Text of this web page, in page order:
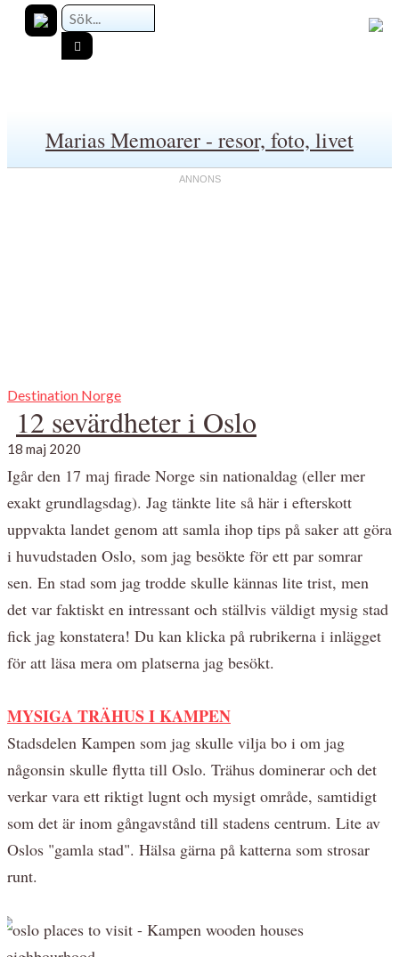
Marias Memoarer - resor, foto, livet
Destination Norge
12 sevärdheter i Oslo
18 maj 2020
Igår den 17 maj firade Norge sin nationaldag (eller mer
exakt grundlagsdag). Jag tänkte lite så här i efterskott
uppvakta landet genom att samla ihop tips på saker att göra
i huvudstaden Oslo, som jag besökte för ett par somrar
sen. En stad som jag trodde skulle kännas lite trist, men
det var faktiskt en intressant och ställvis väldigt mysig stad
fick jag konstatera! Du kan klicka på rubrikerna i inlägget
för att läsa mera om platserna jag besökt.
MYSIGA TRÄHUS I KAMPEN
Stadsdelen Kampen som jag skulle vilja bo i om jag
någonsin skulle flytta till Oslo. Trähus dominerar och det
verkar vara ett riktigt lugnt och mysigt område, samtidigt
som det är inom gångavstånd till stadens centrum. Lite av
Oslos "gamla stad". Hälsa gärna på katterna som strosar
runt.